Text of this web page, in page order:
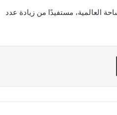
للفراعنة على الساحة العالمية، مستفيدًا من زيادة عدد
طباعة